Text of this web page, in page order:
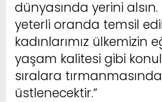
dünyasında yerini
yeterli oranda temsil
kadınlarımız ülkemizin
yaşam kalitesi gibi
sıralara
üstlenecektir.”